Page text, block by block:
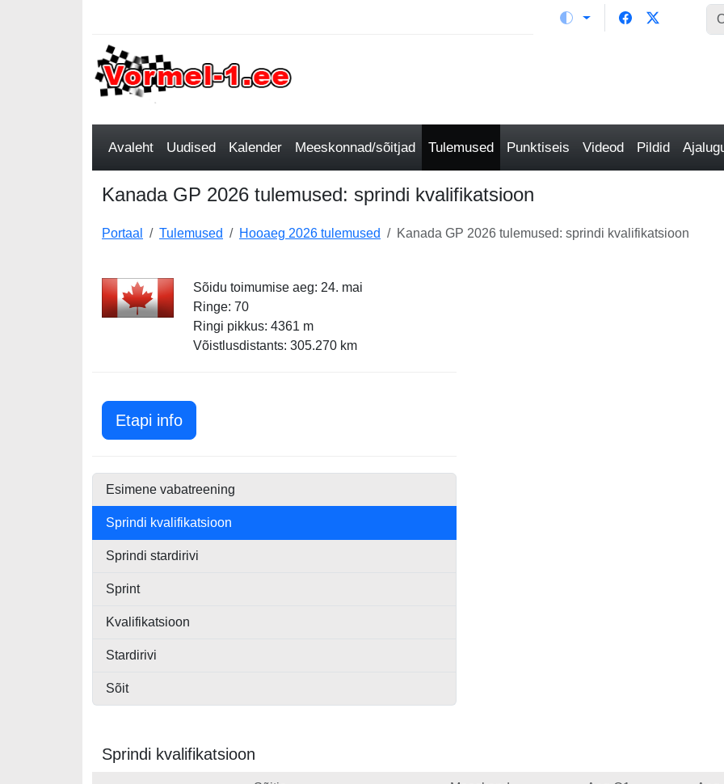
Avaleht Uudised Kalender Meeskonnad/sõitjad Tulemused Punktiseis Videod Pildid
Kanada GP 2026 tulemused: sprindi kvalifikatsioon
Portaal Tulemused Hooaeg 2026 tulemused Kanada GP 2026 tulemused: sprindi kvalifikatsioon
Sõidu toimumise aeg: 24. mai
Ringe: 70
Ringi pikkus: 4361 m
Võistlusdistants: 305.270 km
Etapi infoKanada GP 2026
Esimene vabatreening
Sprindi kvalifikatsioon
Sprindi stardirivi
Sprint
Kvalifikatsioon
Stardirivi
Sõit
Sprindi kvalifikatsioon